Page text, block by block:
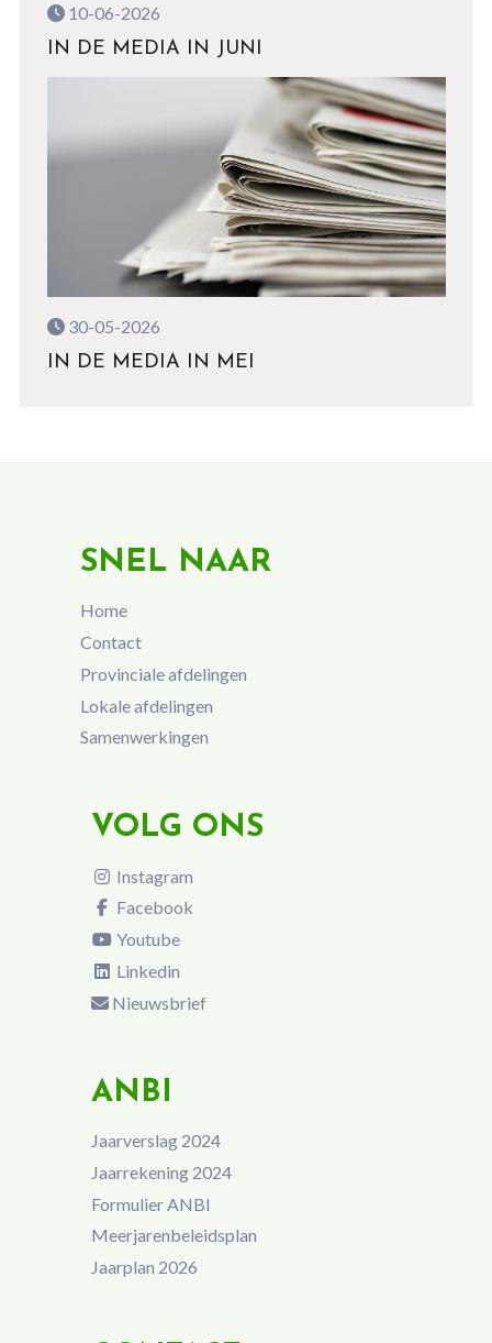
10-06-2026
IN DE MEDIA IN JUNI
30-05-2026
IN DE MEDIA IN MEI
SNEL NAAR
Home
Contact
Provinciale afdelingen
Lokale afdelingen
Samenwerkingen
VOLG ONS
Instagram
Facebook
Youtube
Linkedin
Nieuwsbrief
ANBI
Jaarverslag 2024
Jaarrekening 2024
Formulier ANBI
Meerjarenbeleidsplan
Jaarplan 2026